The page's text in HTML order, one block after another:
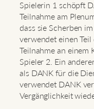
Spielerin 1 schöpft
Teilnahme am
dass sie Scherben
verwendet einen
Teilnahme an einem
Spieler 2. Ein
als DANK für die
verwendet DANK
Vergänglichkeit